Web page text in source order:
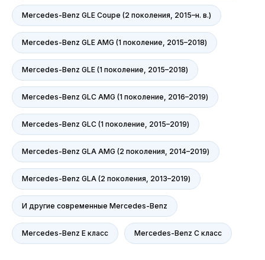
Mercedes-Benz GLE Coupe (2 поколения, 2015–н. в.)
Mercedes-Benz GLE AMG (1 поколение, 2015–2018)
Mercedes-Benz GLE (1 поколение, 2015–2018)
Mercedes-Benz GLC AMG (1 поколение, 2016–2019)
Mercedes-Benz GLC (1 поколение, 2015–2019)
Mercedes-Benz GLA AMG (2 поколения, 2014–2019)
Mercedes-Benz GLA (2 поколения, 2013–2019)
И другие современные Mercedes-Benz
Mercedes-Benz E класс Mercedes-Benz С класс